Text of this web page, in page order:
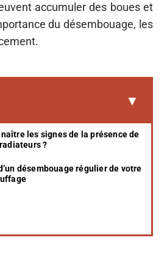
accumuler des boues et
du désembouage, les
les signes de la présence de
?
désembouage régulier de votre